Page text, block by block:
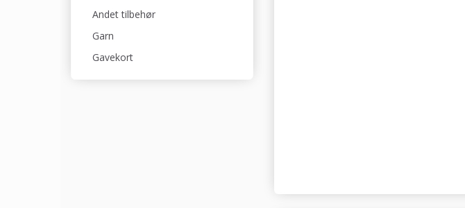
Andet tilbehør
Garn
Gavekort